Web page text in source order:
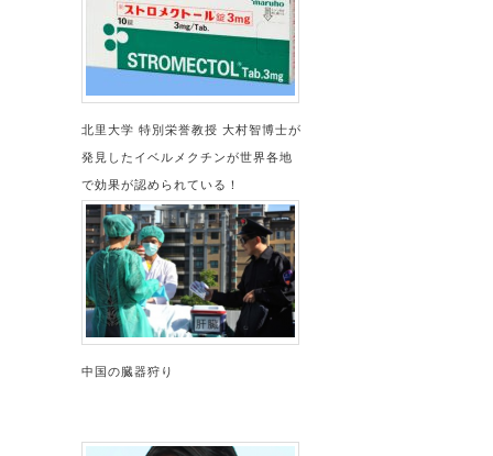
北里大学 特別栄誉教授 大村智博士が
発見したイベルメクチンが世界各地
で効果が認められている！
中国の臓器狩り